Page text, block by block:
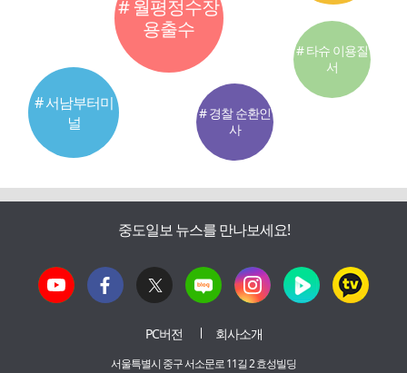
# 월평정수장
용출수
# 서남부터미
널
# 경찰 순환인
사
# 타슈 이용질
서
중도일보 뉴스를 만나보세요!
PC버전 회사소개
서울특별시 중구 서소문로 11길 2 효성빌딩